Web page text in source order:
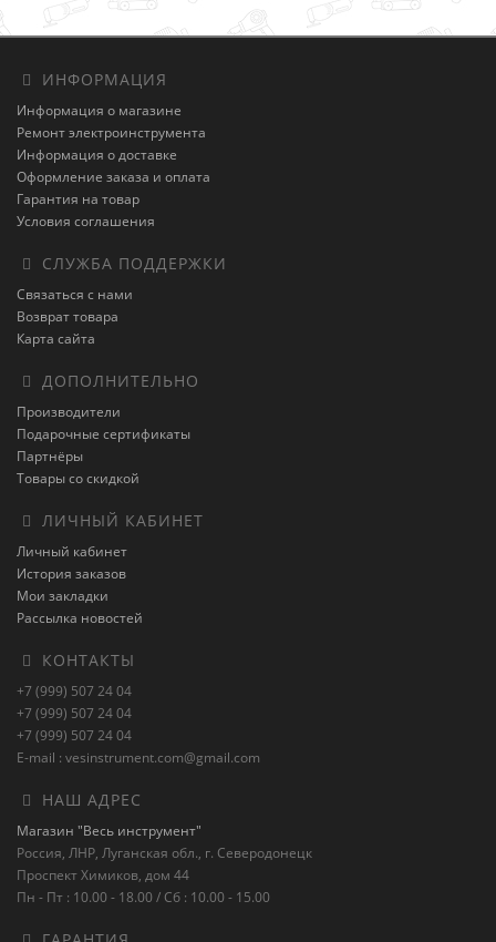
ИНФОРМАЦИЯ
Информация о магазине
Ремонт электроинструмента
Информация о доставке
Оформление заказа и оплата
Гарантия на товар
Условия соглашения
СЛУЖБА ПОДДЕРЖКИ
Связаться с нами
Возврат товара
Карта сайта
ДОПОЛНИТЕЛЬНО
Производители
Подарочные сертификаты
Партнёры
Товары со скидкой
ЛИЧНЫЙ КАБИНЕТ
Личный кабинет
История заказов
Мои закладки
Рассылка новостей
КОНТАКТЫ
+7 (999) 507 24 04
+7 (999) 507 24 04
+7 (999) 507 24 04
E-mail : vesinstrument.com@gmail.com
НАШ АДРЕС
Магазин "Весь инструмент"
Россия, ЛНР, Луганская обл., г. Северодонецк
Проспект Химиков, дом 44
Пн - Пт : 10.00 - 18.00 / Сб : 10.00 - 15.00